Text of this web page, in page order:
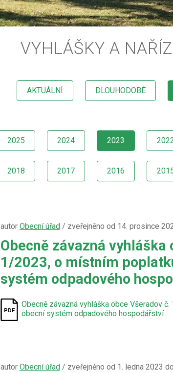
VYHLÁŠKY A
AKTUÁLNÍ DLOUHODOBÉ
2025 2024 2023
2018 2017 2016
autor Obecní úřad/ zveřejněno od 14. prosince
Obecně závazná vyhláška
1/2023, o místním
systém odpadového
Obecně závazná vyhláška obce Všeradov
obecní systém odpadového hospodářství
autor Obecní úřad/ zveřejněno od 1. ledna 2023